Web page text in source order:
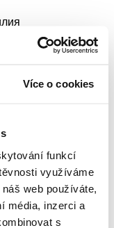
Více o cookies
funkcí
využíváme
web používáte,
média, inzerci a
s
любой вопрос